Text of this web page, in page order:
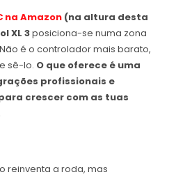
na Amazon (na altura desta
XL 3posiciona-se numa zona
é o controlador mais barato,
sê-lo. O que oferece é uma
profissionais e
crescer com as tuas
reinventa a roda, mas